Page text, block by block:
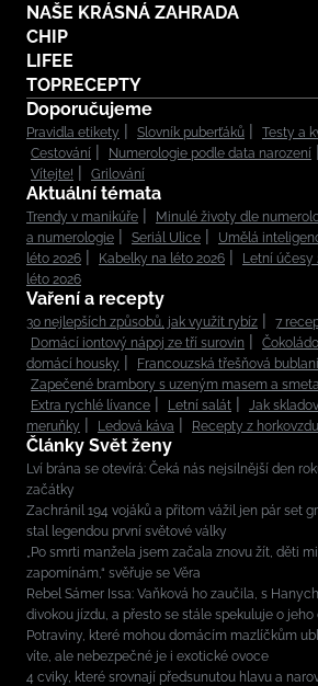
NAŠE KRÁSNÁ ZAHRADA
CHIP
LIFEE
TOPRECEPTY
Doporučujeme
Pravidla etikety Slovník puberťáků Testy a
Cestování
Numerologie podle data narození
Vítejte!
Grilování
Aktuální témata
Trendy v manikúře Minulé životy dle
a numerologie
Seriál Ulice Umělá
léto 2026
Kabelky na léto 2026 Letní účesy
léto 2026
Vaření a recepty
30 nejlepších způsobů, jak využít rybíz
7
Domácí iontový nápoj ze tří surovin
domácí housky
Francouzská třešňová
Zapečené brambory s uzeným masem a
Extra rychlé lívance
Letní salát
Jak
meruňky
Ledová káva Recepty z
Články Svět ženy
Lví brána se otevírá: Čeká nás nejsilnější den
začátky
Zachránil 194 vojáků a přitom vážil jen pár set
stal legendou první světové války
„Po smrti manžela jsem začala znovu žít, děti
zapomínám,“ svěřuje se Věra
Rebel Sámer Issa: Vaňková ho zaučila, s
divokou jízdu, a přesto se stále spekuluje o jeho
Potraviny, které mohou domácím mazlíčkům
víte, ale nebezpečné je i exotické ovoce
4 cviky, které srovnají předsunutou hlavu a